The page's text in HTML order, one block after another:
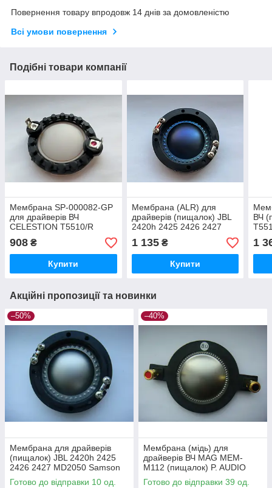
Повернення товару впродовж 14 днів за домовленістю
Всі умови повернення
Подібні товари компанії
Мембрана SP-000082-GP
для драйверів ВЧ
CELESTION T5510/R
CDX1-1745, JBL2452H,
QSC HPR152F T5696A,
05HW50, B52
908 ₴
Купити
Мембрана (ALR) для
драйверів (пищалок) JBL
2420h 2425 2426 2427
MD2050 Samson CD44T
FANE CD150
1 135₴
Купити
ВЧ
B52
1
Акційні пропозиції та новинки
–50%
Мембрана для драйверів
(пищалок) JBL 2420h 2425
2426 2427 MD2050 Samson
CD44T FANE CD150
Готово до відправки 10 од.
–40%
Мембрана (мідь) для
драйверів ВЧ MAG MEM-
M112 (пищалок) P. AUDIO
BM-D440 D450
Готово до відправки 39 од.